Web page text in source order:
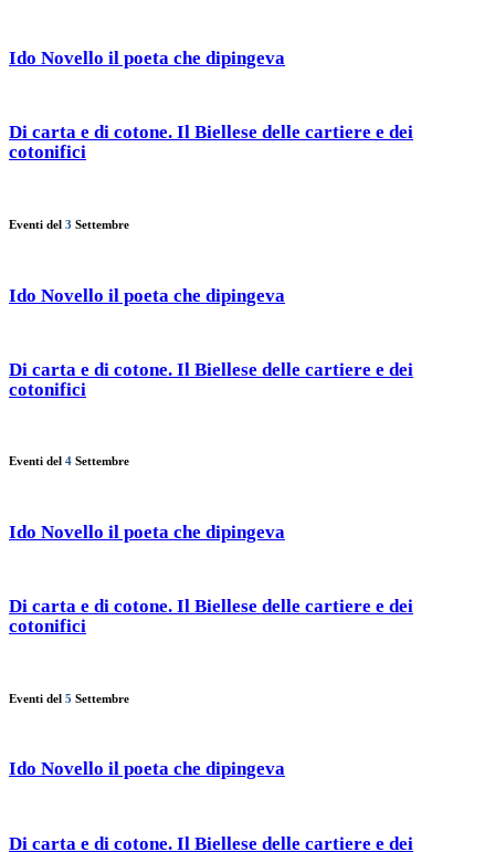
Ido Novello il poeta che dipingeva
Di carta e di cotone. Il Biellese delle cartiere e dei
cotonifici
Eventi del 3 Settembre
Ido Novello il poeta che dipingeva
Di carta e di cotone. Il Biellese delle cartiere e dei
cotonifici
Eventi del 4 Settembre
Ido Novello il poeta che dipingeva
Di carta e di cotone. Il Biellese delle cartiere e dei
cotonifici
Eventi del 5 Settembre
Ido Novello il poeta che dipingeva
Di carta e di cotone. Il Biellese delle cartiere e dei